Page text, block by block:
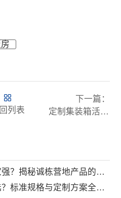
列表
下一篇：
定制集装箱活动板房案例集：看如何焕新工地宿舍与创意民宿
广元活动板房厂家哪家强？揭秘诚栋营地产品的硬核实力
集装箱板房尺寸怎么选？标准规格与定制方案全解析